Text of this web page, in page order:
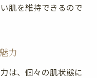
肌を維持できるので
力
は、個々の肌状態に